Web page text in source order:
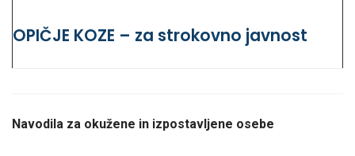
OPIČJE KOZE – za strokovno javnost
Navodila za okužene in izpostavljene osebe